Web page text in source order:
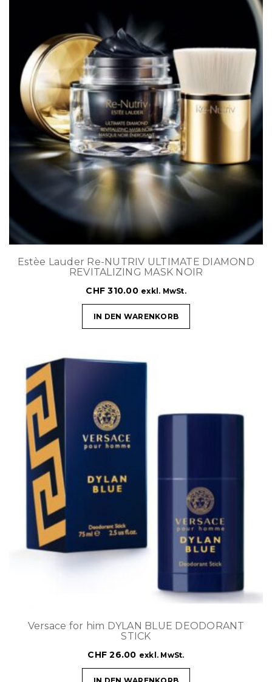
Estèe Lauder Re-NUTRIV ULTIMATE DIAMOND
REVITALIZING MASK NOIR
CHF 310.00 exkl. MwSt.
IN DEN WARENKORB
Versace for him DYLAN BLUE DEODORANT
STICK
CHF 26.00 exkl. MwSt.